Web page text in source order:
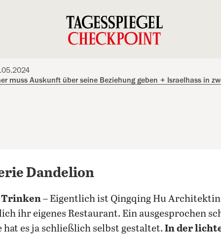
muss Auskunft über seine Beziehung geben + Israelhass in
Dandelion
Trinken– Eigentlich ist Qingqing Hu
ihr eigenes Restaurant. Ein ausgesprochen
hat es ja schließlich selbst gestaltet. In der